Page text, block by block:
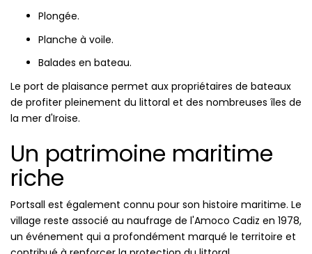
Plongée.
Planche à voile.
Balades en bateau.
Le port de plaisance permet aux propriétaires de bateaux
de profiter pleinement du littoral et des nombreuses îles de
la mer d'Iroise.
Un patrimoine maritime
riche
Portsall est également connu pour son histoire maritime. Le
village reste associé au naufrage de l'Amoco Cadiz en 1978,
un événement qui a profondément marqué le territoire et